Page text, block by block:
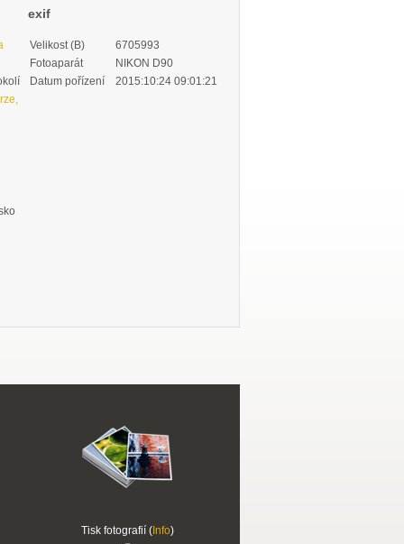
exif
Velikost (B)
6705993
Fotoaparát
NIKON D90
Datum pořízení
2015:10:24 09:01:21
Tisk fotografií (Info)